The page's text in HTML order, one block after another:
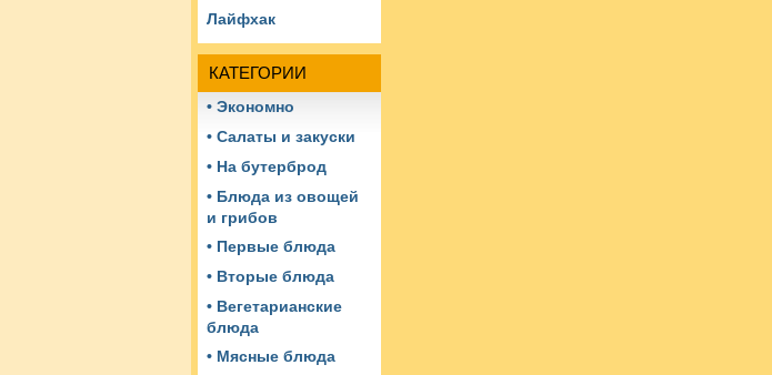
Лайфхак
КАТЕГОРИИ
• Экономно
• Салаты и закуски
• На бутерброд
• Блюда из овощей
и грибов
• Первые блюда
• Вторые блюда
• Вегетарианские
блюда
• Мясные блюда